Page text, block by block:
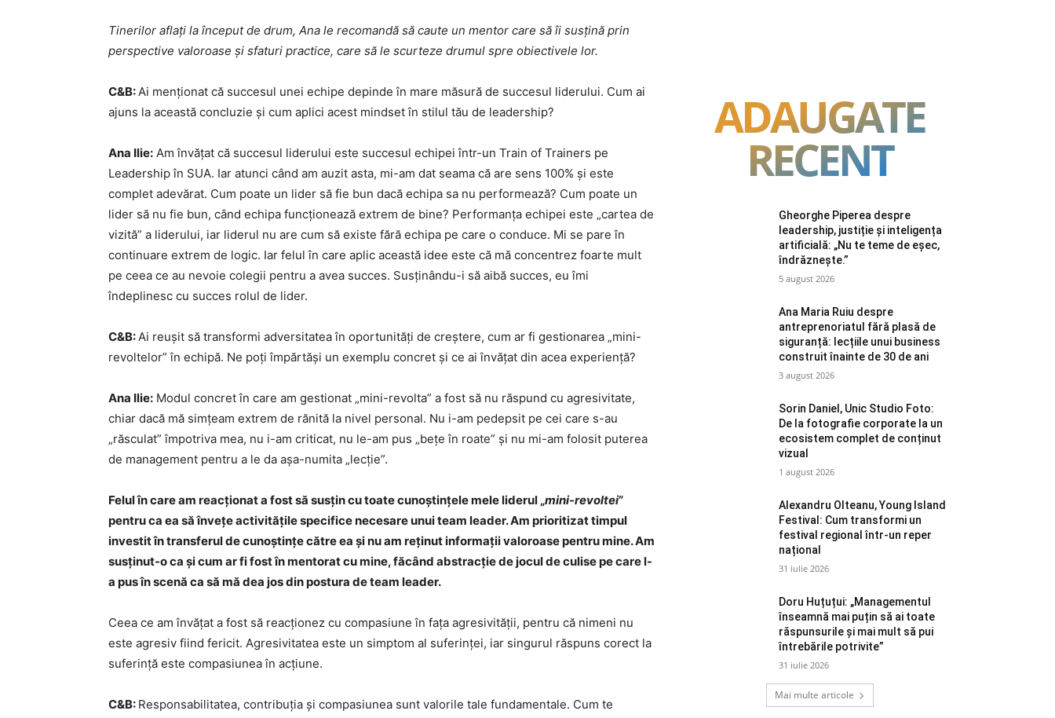
Tinerilor aflați la început de drum, Ana le recomandă să caute un mentor care să îi susțină prin
perspective valoroase și sfaturi practice, care să le scurteze drumul spre obiectivele lor.
C&B:Ai menționat că succesul unei echipe depinde în mare măsură de succesul liderului. Cum ai
ajuns la această concluzie și cum aplici acest mindset în stilul tău de leadership?
Ana Ilie: Am învățat că succesul liderului este succesul echipei într-un Train of Trainers pe
Leadership în SUA. Iar atunci când am auzit asta, mi-am dat seama că are sens 100% și este
complet adevărat. Cum poate un lider să fie bun dacă echipa sa nu performează? Cum poate un
lider să nu fie bun, când echipa funcționează extrem de bine? Performanța echipei este „cartea de
vizită” a liderului, iar liderul nu are cum să existe fără echipa pe care o conduce. Mi se pare în
continuare extrem de logic. Iar felul în care aplic această idee este că mă concentrez foarte mult
pe ceea ce au nevoie colegii pentru a avea succes. Susținându-i să aibă succes, eu îmi
îndeplinesc cu succes rolul de lider.
C&B:Ai reușit să transformi adversitatea în oportunități de creștere, cum ar fi gestionarea „mini-
revoltelor” în echipă. Ne poți împărtăși un exemplu concret și ce ai învățat din acea experiență?
Ana Ilie: Modul concret în care am gestionat „mini-revolta” a fost să nu răspund cu agresivitate,
chiar dacă mă simțeam extrem de rănită la nivel personal. Nu i-am pedepsit pe cei care s-au
„răsculat” împotriva mea, nu i-am criticat, nu le-am pus „bețe în roate” și nu mi-am folosit puterea
de management pentru a le da așa-numita „lecție”.
Felul în care am reacționat a fost să susțin cu toate cunoștințele mele liderul „mini-revoltei”
pentru ca ea să învețe activitățile specifice necesare unui team leader. Am prioritizat timpul
investit în transferul de cunoștințe către ea și nu am reținut informații valoroase pentru mine. Am
susținut-o ca și cum ar fi fost în mentorat cu mine, făcând abstracție de jocul de culise pe care l-
a pus în scenă ca să mă dea jos din postura de team leader.
Ceea ce am învățat a fost să reacționez cu compasiune în fața agresivității, pentru că nimeni nu
este agresiv fiind fericit. Agresivitatea este un simptom al suferinței, iar singurul răspuns corect la
suferință este compasiunea în acțiune.
C&B: Responsabilitatea, contribuția și compasiunea sunt valorile tale fundamentale. Cum te
ADAUGATE
RECENT
Gheorghe Piperea despre
leadership, justiție și inteligența
artificială: „Nu te teme de eșec,
îndrăznește.”
5 august 2026
Ana Maria Ruiu despre
antreprenoriatul fără plasă de
siguranță: lecțiile unui business
construit înainte de 30 de ani
3 august 2026
Sorin Daniel, Unic Studio Foto:
De la fotografie corporate la un
ecosistem complet de conținut
vizual
1 august 2026
Alexandru Olteanu, Young Island
Festival: Cum transformi un
festival regional într-un reper
național
31 iulie 2026
Doru Huțuțui: „Managementul
înseamnă mai puțin să ai toate
răspunsurile și mai mult să pui
întrebările potrivite”
31 iulie 2026
Mai multe articole